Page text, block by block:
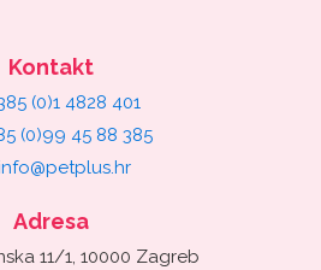
Kontakt
(0)1 4828 401
(0)99 45 88 385
Adresa
11/1, 10000 Zagreb